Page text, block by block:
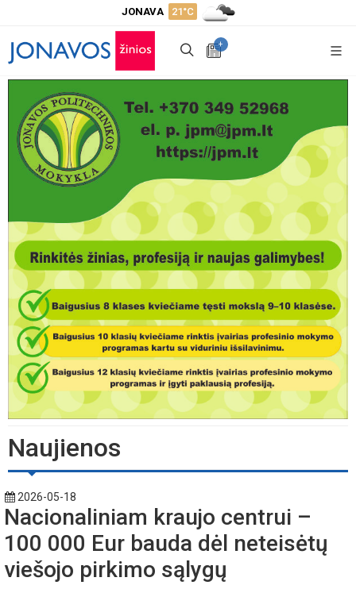
JONAVA 21°C
+
Naujienos
2026-05-18
Nacionaliniam kraujo centrui –
100 000 Eur bauda dėl neteisėtų
viešojo pirkimo sąlygų